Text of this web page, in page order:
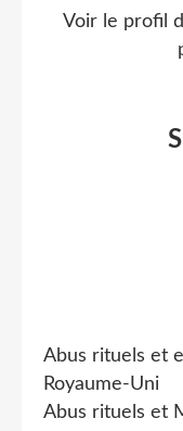
Abus rituels et
Royaume-Uni
Abus rituels et
Voir le profil